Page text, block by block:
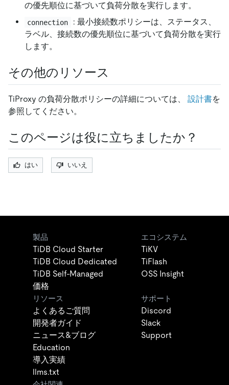
の優先順位に基づいて負荷分散を実行します。
connection
: 最小接続数ポリシーは、ステータス、
ラベル、接続数の優先順位に基づいて負荷分散を実行
します。
その他のリソース
TiProxy の負荷分散ポリシーの詳細については、 設計書を
参照してください。
このページは役に立ちましたか？
はい いいえ
製品
TiDB Cloud Starter
TiDB Cloud Dedicated
TiDB Self-Managed
価格
エコシステム
TiKV
TiFlash
OSS Insight
リソース
よくあるご質問
開発者ガイド
ニュース&ブログ
Education
導入実績
llms.txt
サポート
Discord
Slack
Support